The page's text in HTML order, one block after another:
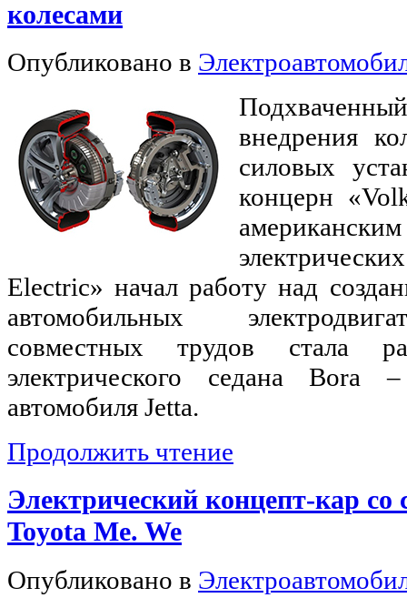
колесами
Опубликовано в
внедрения
силовых
концерн
Electric» начал работу над
автомобильных
совместных трудов стала
электрического седана Bora
автомобиля Jetta.
Продолжить чтение
Электрический концепт-кар
Toyota Me. We
Опубликовано в